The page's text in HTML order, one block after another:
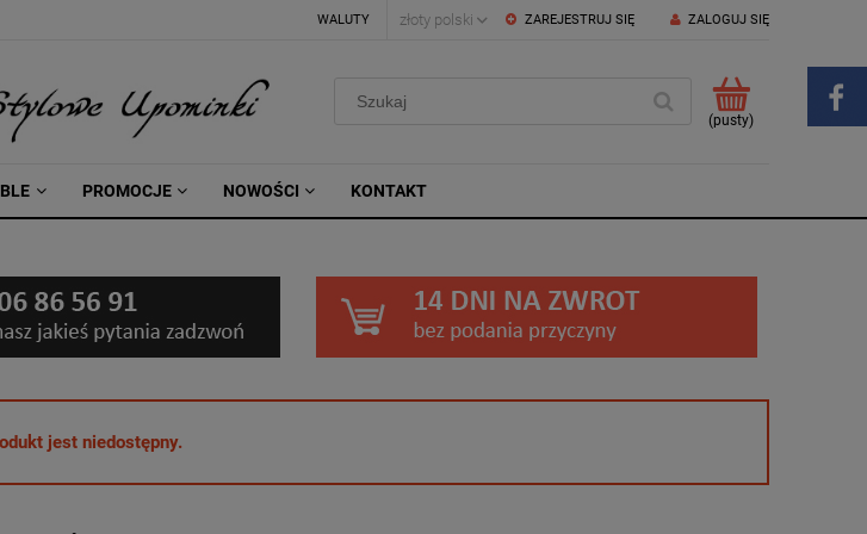
ZAREJESTRUJ SIĘ ZALOGUJ SIĘ
WALUTY
(pusty)
PROMOCJE NOWOŚCI KONTAKT
jest niedostępny.